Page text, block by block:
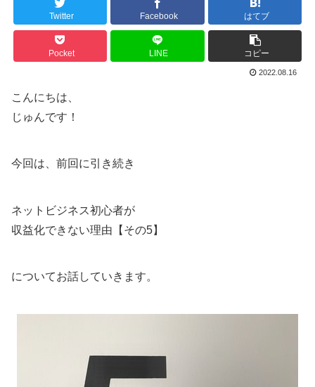
Twitter Facebook はてブ
Pocket LINE コピー
2022.08.16
こんにちは、
じゅんです！
今回は、前回に引き続き
ネットビジネス初心者が
収益化できない理由【その5】
についてお話していきます。